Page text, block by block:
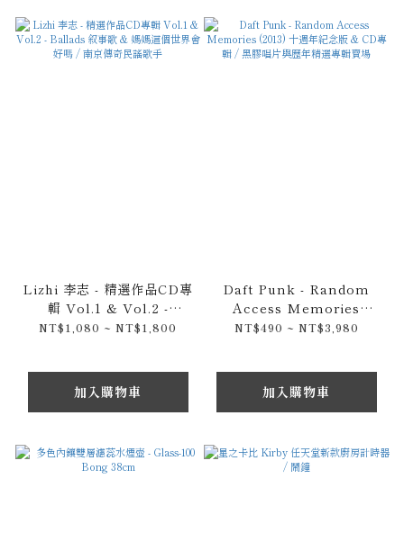
Lizhi 李志 - 精選作品CD專
輯 Vol.1 & Vol.2 -
Ballads 叙事歌 & 媽媽這
NT$1,080 ~ NT$1,800
加入購物車
Daft Punk - Random
Access Memories
(2013) 十週年紀念版 & CD
NT$490 ~ NT$3,980
加入購物車